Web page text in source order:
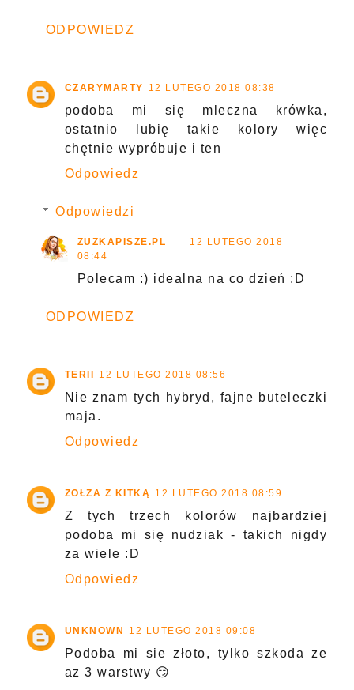
ODPOWIEDZ
CZARYMARTY 12 LUTEGO 2018 08:38
podoba mi się mleczna krówka,
ostatnio lubię takie kolory więc
chętnie wypróbuje i ten
Odpowiedz
Odpowiedzi
ZUZKAPISZE.PL
12 LUTEGO 2018
08:44
Polecam :) idealna na co dzień :D
ODPOWIEDZ
TERII 12 LUTEGO 2018 08:56
Nie znam tych hybryd, fajne buteleczki
maja.
Odpowiedz
ZOŁZA Z KITKĄ 12 LUTEGO 2018 08:59
Z tych trzech kolorów najbardziej
podoba mi się nudziak - takich nigdy
za wiele :D
Odpowiedz
UNKNOWN 12 LUTEGO 2018 09:08
Podoba mi sie złoto, tylko szkoda ze
az 3 warstwy 😏